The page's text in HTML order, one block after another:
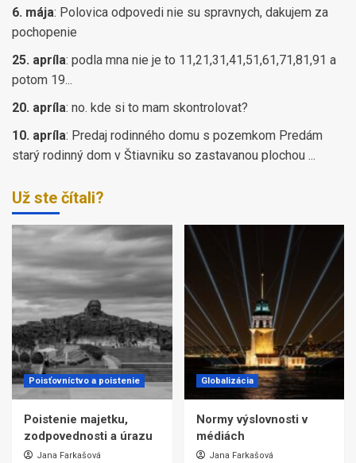
6. mája: Polovica odpovedi nie su spravnych, dakujem za
pochopenie
25. apríla: podla mna nie je to 11,21,31,41,51,61,71,81,91 a
potom 19...
20. apríla: no. kde si to mam skontrolovat?
10. apríla: Predaj rodinného domu s pozemkom Predám
starý rodinný dom v Štiavniku so zastavanou plochou ...
Už ste čítali?
Poisťovníctvo a poistenie
Poistenie majetku,
zodpovednosti a úrazu
Jana Farkašová
Globalizácia
Normy výslovnosti v
médiách
Jana Farkašová